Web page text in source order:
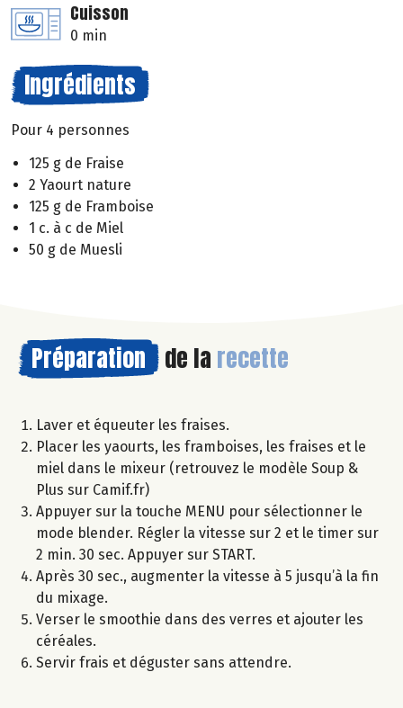
Cuisson
0 min
Ingrédients
Pour 4 personnes
125 g de Fraise
2 Yaourt nature
125 g de Framboise
1 c. à c de Miel
50 g de Muesli
Préparation de la recette
Laver et équeuter les fraises.
Placer les yaourts, les framboises, les fraises et le
miel dans le mixeur (retrouvez le modèle Soup &
Plus sur Camif.fr)
Appuyer sur la touche MENU pour sélectionner le
mode blender. Régler la vitesse sur 2 et le timer sur
2 min. 30 sec. Appuyer sur START.
Après 30 sec., augmenter la vitesse à 5 jusqu’à la fin
du mixage.
Verser le smoothie dans des verres et ajouter les
céréales.
Servir frais et déguster sans attendre.